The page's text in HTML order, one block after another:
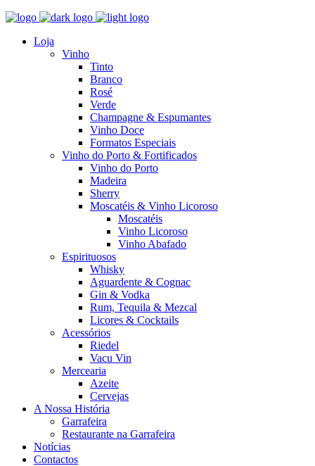
Loja
Vinho
Tinto
Branco
Rosé
Verde
Champagne & Espumantes
Vinho Doce
Formatos Especiais
Vinho do Porto & Fortificados
Vinho do Porto
Madeira
Sherry
Moscatéis & Vinho Licoroso
Moscatéis
Vinho Licoroso
Vinho Abafado
Espirituosos
Whisky
Aguardente & Cognac
Gin & Vodka
Rum, Tequila & Mezcal
Licores & Cocktails
Acessórios
Riedel
Vacu Vin
Mercearia
Azeite
Cervejas
A Nossa História
Garrafeira
Restaurante na Garrafeira
Notícias
Contactos